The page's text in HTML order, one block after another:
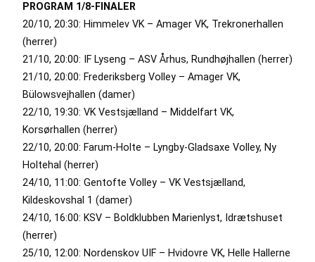
PROGRAM 1/8-FINALER
20/10, 20:30: Himmelev VK – Amager VK, Trekronerhallen
(herrer)
21/10, 20:00: IF Lyseng – ASV Århus, Rundhøjhallen (herrer)
21/10, 20:00: Frederiksberg Volley – Amager VK,
Bülowsvejhallen (damer)
22/10, 19:30: VK Vestsjælland – Middelfart VK,
Korsørhallen (herrer)
22/10, 20:00: Farum-Holte – Lyngby-Gladsaxe Volley, Ny
Holtehal (herrer)
24/10, 11:00: Gentofte Volley – VK Vestsjælland,
Kildeskovshal 1 (damer)
24/10, 16:00: KSV – Boldklubben Marienlyst, Idrætshuset
(herrer)
25/10, 12:00: Nordenskov UIF – Hvidovre VK, Helle Hallerne